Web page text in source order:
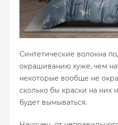
Синтетические волокна
окрашиванию хуже, чем
некоторые вообще не
сколько бы краски на них
будет вымываться.